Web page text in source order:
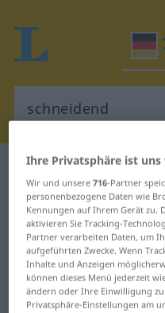
Deutsch-Spanisch
Deutsch-
"schneidend"
"schneidend"
Übersetzung
Ihre Privatsphäre ist
Wir und unsere716-Partner
personenbezogene Daten wie
Kennungen auf Ihrem Gerät zu.
aktivieren Sie Tracking-
Partner verarbeiten Daten, um
aufgeführten Zwecke. Wenn
Inhalte und Anzeigen
können dieses Menü jederzeit
ändern oder Ihre Einwilligung
Privatsphäre-Einstellungen am